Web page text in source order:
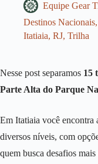
Equipe Gear
Destinos Nacionais,
Itatiaia, RJ, Trilha
Nesse post separamos 15
Parte Alta do Parque
Em Itatiaia você encontra
diversos níveis, com
quem busca desafios